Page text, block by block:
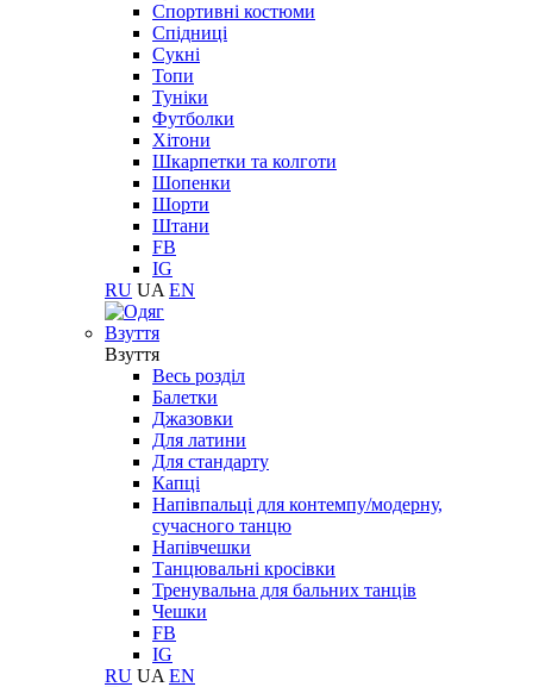
Спортивні костюми
Спідниці
Сукні
Топи
Туніки
Футболки
Хітони
Шкарпетки та колготи
Шопенки
Шорти
Штани
FB
IG
RU UA EN
Взуття
Взуття
Весь розділ
Балетки
Джазовки
Для латини
Для стандарту
Капці
Напівпальці для контемпу/модерну,
сучасного танцю
Напівчешки
Танцювальні кросівки
Тренувальна для бальних танців
Чешки
FB
IG
RU UA EN